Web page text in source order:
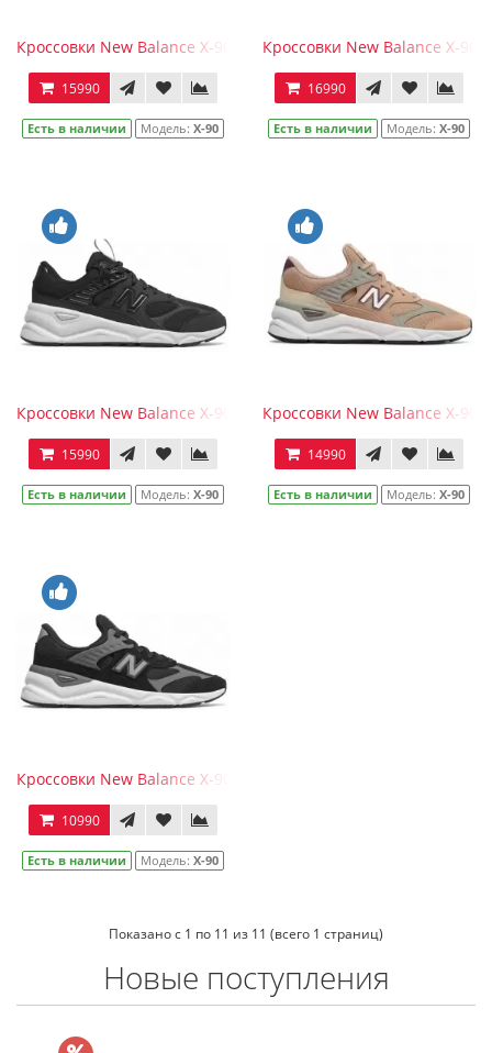
Кроссовки New Balance Х-90 черные с фиолетовым
15990
Есть в наличии Модель: Х-90
Кроссовки New Balance Х-90
16990
Есть в наличии Модель: Х-90
Кроссовки New Balance Х-90 моно черные
15990
Есть в наличии Модель: Х-90
Кроссовки New Balance Х-90
14990
Есть в наличии Модель: Х-90
Кроссовки New Balance Х-90 синие
10990
Есть в наличии Модель: Х-90
Показано с 1 по 11 из 11 (всего 1 страниц)
Новые поступления